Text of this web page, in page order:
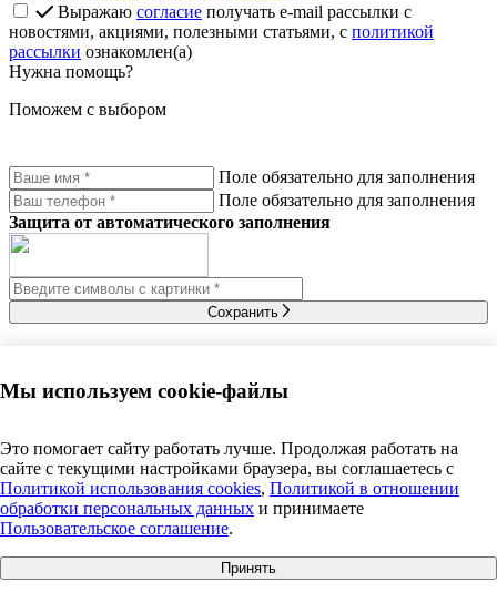
Выражаю согласие получать e-mail рассылки с
новостями, акциями, полезными статьями, с политикой
рассылки ознакомлен(а)
Нужна помощь?
Поможем с выбором
Поле обязательно для заполнения
Поле обязательно для заполнения
Защита от автоматического заполнения
Сохранить
данныхиполитику использования cookies
согласие на их использование
новостями, акциями, полезными статьями, сполитикой
рассылкиознакомлен(а)
Оставить заявку на демо-доступ
Поле обязательно для заполнения
Поле обязательно для заполнения
Мы используем cookie-файлы
Это помогает сайту работать лучше. Продолжая работать на
сайте с текущими настройками браузера, вы соглашаетесь c
Политикой использования cookies, Политикой в отношении
обработки персональных данных и принимаете
Пользовательское соглашение.
Принять